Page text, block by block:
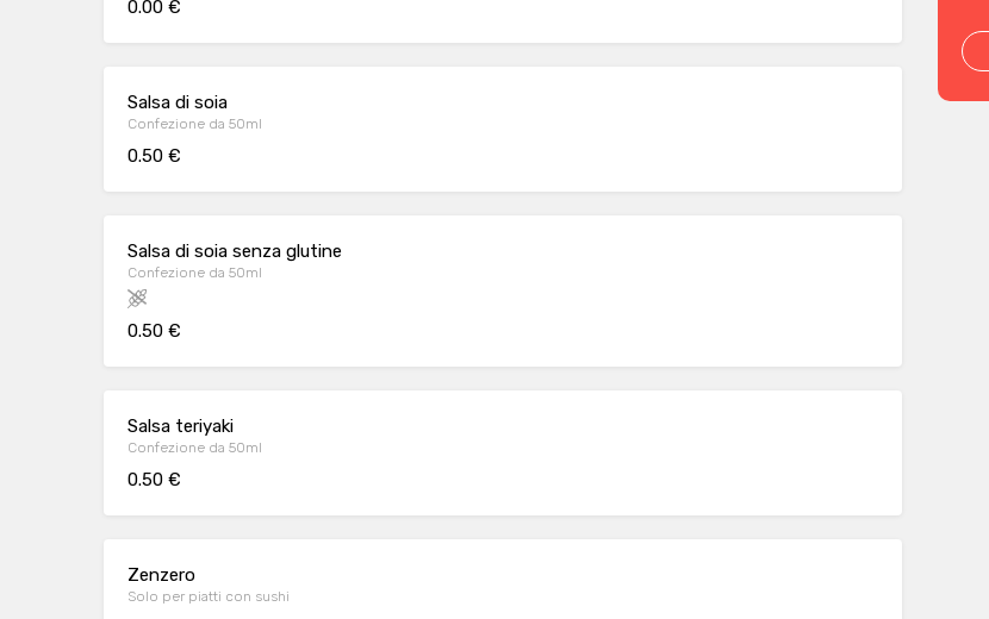
0.00 €
Salsa di soia
Confezione da 50ml
0.50 €
Salsa di soia senza glutine
Confezione da 50ml
0.50 €
Salsa teriyaki
Confezione da 50ml
0.50 €
Zenzero
Solo per piatti con sushi